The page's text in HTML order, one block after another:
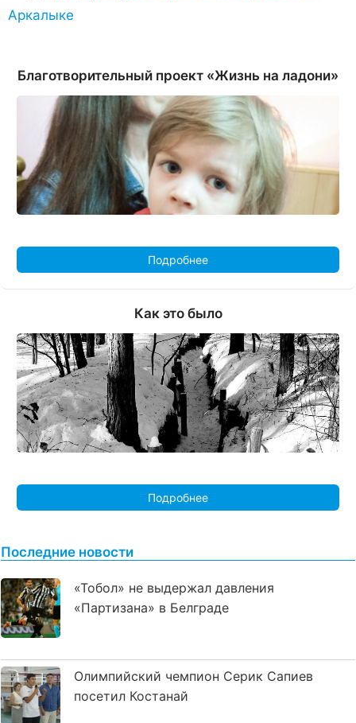
Аркалыке
Благотворительный проект «Жизнь на ладони»
Подробнее
Как это было
Подробнее
Последние новости
«Тобол» не выдержал давления
«Партизана» в Белграде
Олимпийский чемпион Серик Сапиев
посетил Костанай